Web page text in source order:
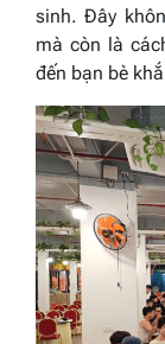
sinh. Đây
mà còn là
đến bạn bè